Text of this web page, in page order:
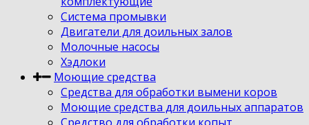
Система промывки
Двигатели для доильных залов
Молочные насосы
Хэдлоки
Моющие средства
Средства для обработки вымени коров
Моющие средства для доильных аппаратов